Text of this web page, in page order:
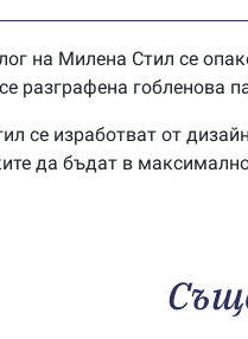
на Милена Стил се
разграфена
се изработват от
да бъдат в